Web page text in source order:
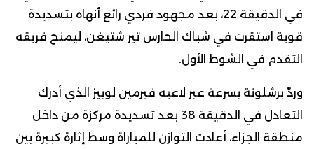
في الدقيقة 22، بعد مجهود فردي رائع أنهاه بتسديدة
قوية استقرت في شباك الحارس تير شتيغن، ليمنح فريقه
التقدم في الشوط الأول.
وردّ برشلونة بسرعة عبر لاعبه فيرمين لوبيز الذي أدرك
التعادل في الدقيقة 38 بعد تسديدة مركزة من داخل
منطقة الجزاء، أعادت التوازن للمباراة وسط إثارة كبيرة بين